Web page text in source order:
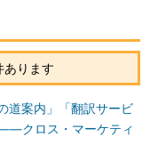
あります
道案内」「翻訳サービ
クロス・マーケティ